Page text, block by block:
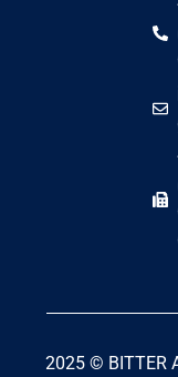
2025 © BITTER